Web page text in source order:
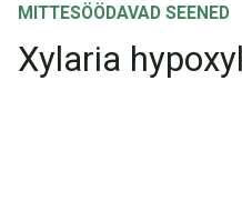
MITTESÖÖDAVAD SEENED
Xylaria